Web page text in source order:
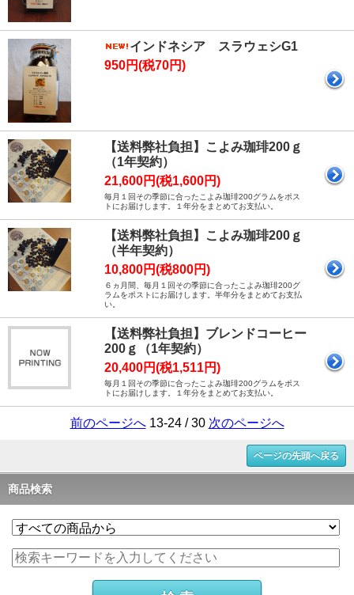
インドネシア スラウェシG1
950円(税70円)
【送料弊社負担】こよみ珈琲200ｇ
（1年契約）
21,600円(税1,600円)
毎月１回その季節に合ったこよみ珈琲200グラムをポス
トにお届けします。１年分をまとめてお支払い。
【送料弊社負担】こよみ珈琲200ｇ
（半年契約）
10,800円(税800円)
６ヵ月間、毎月１回その季節に合ったこよみ珈琲200グ
ラムをポストにお届けします。半年分をまとめてお支払
い。
【送料弊社負担】ブレンドコーヒー
200ｇ（1年契約）
20,400円(税1,511円)
毎月１回その季節に合ったこよみ珈琲200グラムをポス
トにお届けします。１年分をまとめてお支払い。
前のページへ13-24 / 30 次のページへ
ページの先頭へ戻る
商品検索